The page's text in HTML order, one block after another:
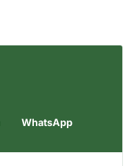
WhatsApp